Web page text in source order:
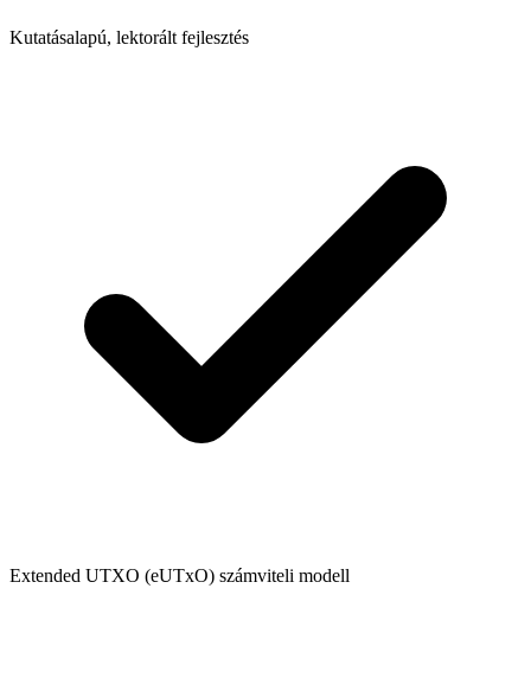
Kutatásalapú, lektorált fejlesztés
Extended UTXO (eUTxO) számviteli modell